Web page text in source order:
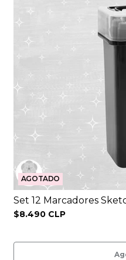
AGOTADO
Set 12 Marcadores
$8.490 CLP